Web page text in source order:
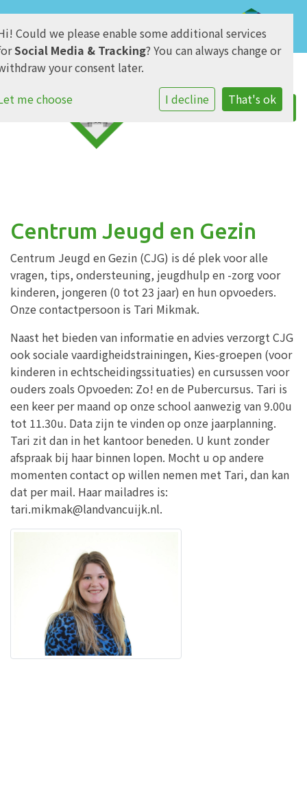
AVG & Privacy
Centrum Jeugd en Gezin
Centrum Jeugd en Gezin (CJG) is dé plek voor alle
vragen, tips, ondersteuning, jeugdhulp en -zorg voor
kinderen, jongeren (0 tot 23 jaar) en hun opvoeders.
Onze contactpersoon is Tari Mikmak.
Naast het bieden van informatie en advies verzorgt CJG
ook sociale vaardigheidstrainingen, Kies-groepen (voor
kinderen in echtscheidingssituaties) en cursussen voor
ouders zoals Opvoeden: Zo! en de Pubercursus. Tari is
een keer per maand op onze school aanwezig van 9.00u
tot 11.30u. Data zijn te vinden op onze jaarplanning.
Tari zit dan in het kantoor beneden. U kunt zonder
afspraak bij haar binnen lopen. Mocht u op andere
momenten contact op willen nemen met Tari, dan kan
dat per mail. Haar mailadres is:
tari.mikmak@landvancuijk.nl.
Could we please enable some additional services
Social Media & Tracking? You can always change or
your consent later.
me choose
I decline That's ok